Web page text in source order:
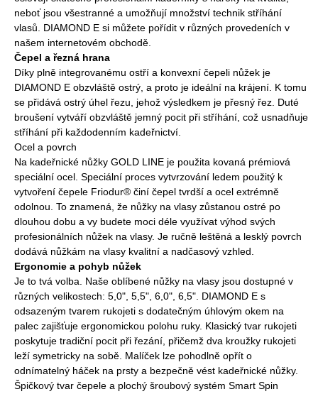
neboť jsou všestranné a umožňují množství technik stříhání
vlasů. DIAMOND E si můžete pořídit v různých provedeních v
našem internetovém obchodě.
Čepel a řezná hrana
Díky plně integrovanému ostří a konvexní čepeli nůžek je
DIAMOND E obzvláště ostrý, a proto je ideální na krájení. K tomu
se přidává ostrý úhel řezu, jehož výsledkem je přesný řez. Duté
broušení vytváří obzvláště jemný pocit při stříhání, což usnadňuje
stříhání při každodenním kadeřnictví.
Ocel a povrch
Na kadeřnické nůžky GOLD LINE je použita kovaná prémiová
speciální ocel. Speciální proces vytvrzování ledem použitý k
vytvoření čepele Friodur® činí čepel tvrdší a ocel extrémně
odolnou. To znamená, že nůžky na vlasy zůstanou ostré po
dlouhou dobu a vy budete moci déle využívat výhod svých
profesionálních nůžek na vlasy. Je ručně leštěná a lesklý povrch
dodává nůžkám na vlasy kvalitní a nadčasový vzhled.
Ergonomie a pohyb nůžek
Je to tvá volba. Naše oblíbené nůžky na vlasy jsou dostupné v
různých velikostech: 5,0", 5,5", 6,0", 6,5". DIAMOND E s
odsazeným tvarem rukojeti s dodatečným úhlovým okem na
palec zajišťuje ergonomickou polohu ruky. Klasický tvar rukojeti
poskytuje tradiční pocit při řezání, přičemž dva kroužky rukojeti
leží symetricky na sobě. Malíček lze pohodlně opřít o
odnímatelný háček na prsty a bezpečně vést kadeřnické nůžky.
Špičkový tvar čepele a plochý šroubový systém Smart Spin